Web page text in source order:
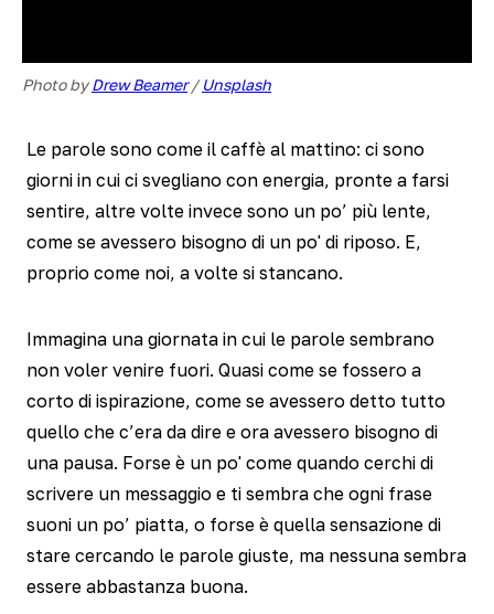
Photo by Drew Beamer / Unsplash
Le parole sono come il caffè al mattino: ci sono
giorni in cui ci svegliano con energia, pronte a farsi
sentire, altre volte invece sono un po’ più lente,
come se avessero bisogno di un po' di riposo. E,
proprio come noi, a volte si stancano.
Immagina una giornata in cui le parole sembrano
non voler venire fuori. Quasi come se fossero a
corto di ispirazione, come se avessero detto tutto
quello che c’era da dire e ora avessero bisogno di
una pausa. Forse è un po' come quando cerchi di
scrivere un messaggio e ti sembra che ogni frase
suoni un po’ piatta, o forse è quella sensazione di
stare cercando le parole giuste, ma nessuna sembra
essere abbastanza buona.